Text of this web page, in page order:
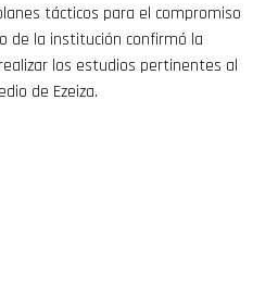
tácticos para el compromiso
de la institución confirmó la
los estudios pertinentes al
de Ezeiza.